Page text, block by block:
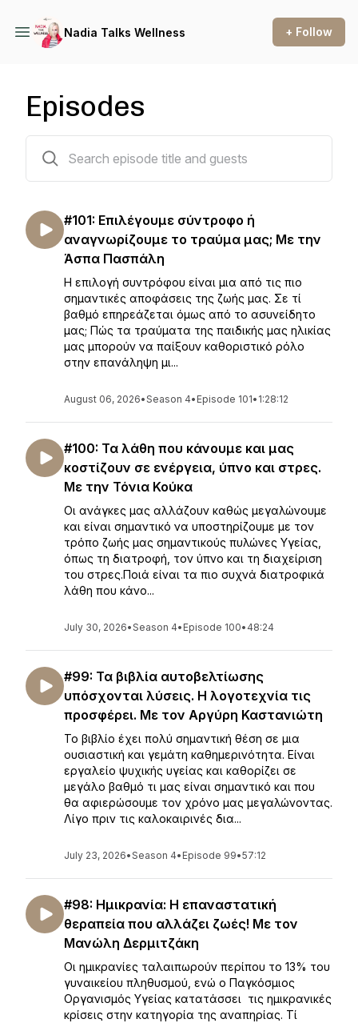
Nadia Talks Wellness + Follow
Episodes
#101: Επιλέγουμε σύντροφο ή
αναγνωρίζουμε το τραύμα μας; Με την
Άσπα Πασπάλη
Η επιλογή συντρόφου είναι μια από τις πιο
σημαντικές αποφάσεις της ζωής μας. Σε τί
βαθμό επηρεάζεται όμως από το ασυνείδητο
μας; Πώς τα τραύματα της παιδικής μας ηλικίας
μας μπορούν να παίξουν καθοριστικό ρόλο
στην επανάληψη μι...
August 06, 2026•Season 4• Episode 101• 1:28:12
#100: Τα λάθη που κάνουμε και μας
κοστίζουν σε ενέργεια, ύπνο και στρες.
Με την Τόνια Κούκα
Οι ανάγκες μας αλλάζουν καθώς μεγαλώνουμε
και είναι σημαντικό να υποστηρίζουμε με τον
τρόπο ζωής μας σημαντικούς πυλώνες Υγείας,
όπως τη διατροφή, τον ύπνο και τη διαχείριση
του στρες.Ποιά είναι τα πιο συχνά διατροφικά
λάθη που κάνο...
July 30, 2026•Season 4• Episode 100• 48:24
#99: Τα βιβλία αυτοβελτίωσης
υπόσχονται λύσεις. Η λογοτεχνία τις
προσφέρει. Με τον Αργύρη Καστανιώτη
Το βιβλίο έχει πολύ σημαντική θέση σε μια
ουσιαστική και γεμάτη καθημερινότητα. Είναι
εργαλείο ψυχικής υγείας και καθορίζει σε
μεγάλο βαθμό τι μας είναι σημαντικό και που
θα αφιερώσουμε τον χρόνο μας μεγαλώνοντας.
Λίγο πριν τις καλοκαιρινές δια...
July 23, 2026•Season 4• Episode 99•57:12
#98: Ημικρανία: Η επαναστατική
θεραπεία που αλλάζει ζωές! Με τον
Μανώλη Δερμιτζάκη
Οι ημικρανίες ταλαιπωρούν περίπου το 13% του
γυναικείου πληθυσμού, ενώ ο Παγκόσμιος
Οργανισμός Υγείας κατατάσσει τις ημικρανικές
κρίσεις στην κατηγορία της αναπηρίας. Τί